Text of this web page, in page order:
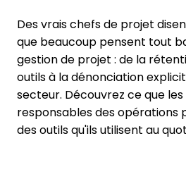
Des vrais chefs de projet
que beaucoup pensent tout
gestion de projet : de la
outils à la dénonciation
secteur. Découvrez ce que
responsables des opérations
des outils qu'ils utilisent au